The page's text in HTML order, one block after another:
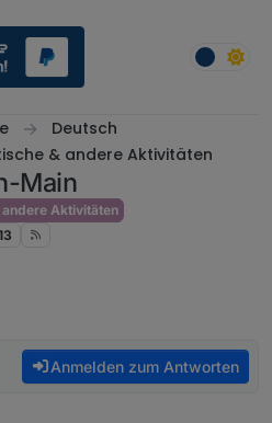
Deutsch
& andere Aktivitäten
Main
Aktivitäten
Anmelden zum Antworten